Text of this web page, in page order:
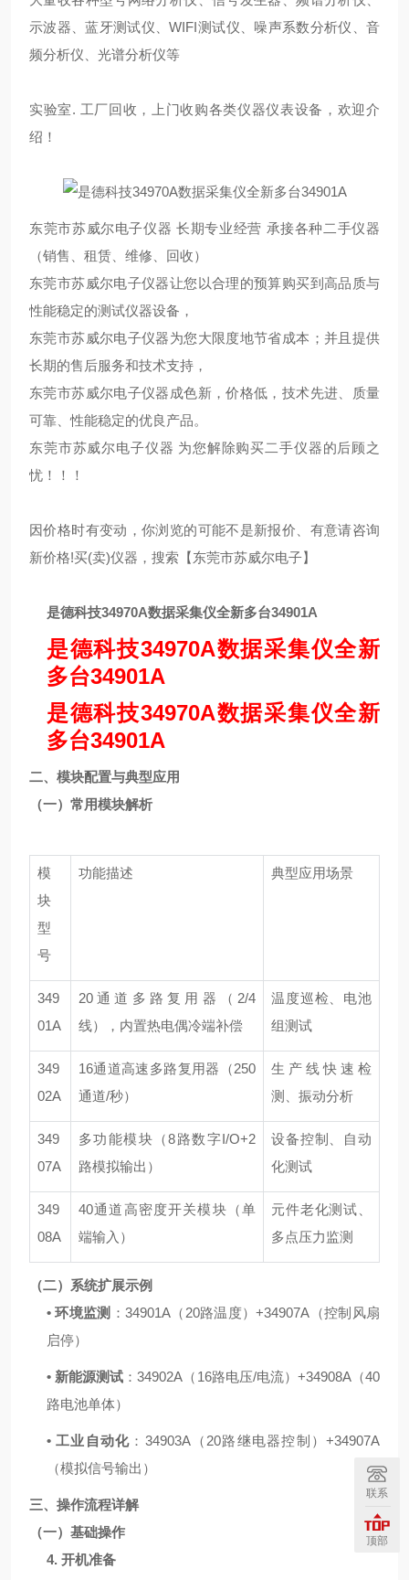
示波器、蓝牙测试仪、WIFI测试仪、噪声系数分析仪、音
频分析仪、光谱分析仪等
实验室. 工厂回收，上门收购各类仪器仪表设备，欢迎介
绍！
东莞市苏威尔电子仪器 长期专业经营 承接各种二手仪器
（销售、租赁、维修、回收）
东莞市苏威尔电子仪器让您以合理的预算购买到高品质与
性能稳定的测试仪器设备，
东莞市苏威尔电子仪器为您大限度地节省成本；并且提供
长期的售后服务和技术支持，
东莞市苏威尔电子仪器成色新，价格低，技术先进、质量
可靠、性能稳定的优良产品。
东莞市苏威尔电子仪器 为您解除购买二手仪器的后顾之
忧！！！
因价格时有变动，你浏览的可能不是新报价、有意请咨询
新价格!买(卖)仪器，搜索【东莞市苏威尔电子】
是德科技34970A数据采集仪全新多台34901A
是德科技34970A数据采集仪全新
多台34901A
是德科技34970A数据采集仪全新
多台34901A
二、模块配置与典型应用
（一）常用模块解析
模
块
型
号
功能描述 典型应用场景
349
01A
20 通道多路复用器（ 2/4
线），内置热电偶冷端补偿
温度巡检、电池
组测试
349
02A
16通道高速多路复用器（250
通道/秒）
生产线快速检
测、振动分析
349
07A
多功能模块（8路数字I/O+2
路模拟输出）
设备控制、自动
化测试
349
08A
40通道高密度开关模块（单
端输入）
元件老化测试、
多点压力监测
（二）系统扩展示例
•环境监测 ：34901A （ 20路温度）+34907A （控制风扇
启停）
• 新能源测试 ：34902A （ 16路电压/电流） +34908A（40
路电池单体）
•工业自动化 ： 34903A（ 20路继电器控制）+34907A
（模拟信号输出）
三、操作流程详解
（一）基础操作
4. 开机准备
联系
顶部